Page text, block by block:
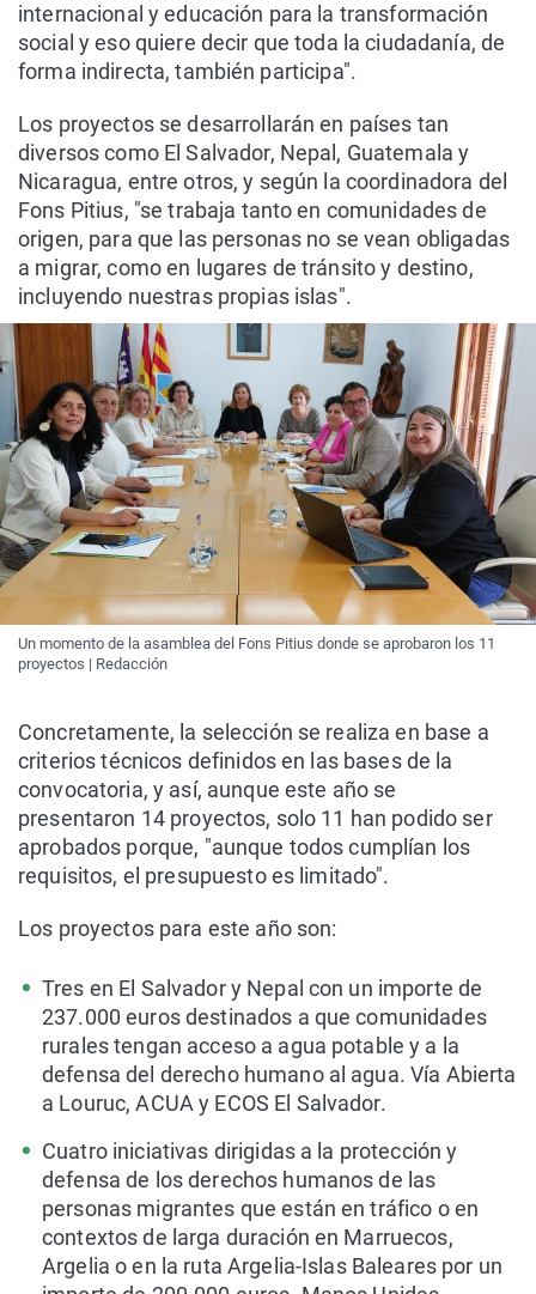
internacional y educación para la transformación
social y eso quiere decir que toda la ciudadanía, de
forma indirecta, también participa".
Los proyectos se desarrollarán en países tan
diversos como El Salvador, Nepal, Guatemala y
Nicaragua, entre otros, y según la coordinadora del
Fons Pitius, "se trabaja tanto en comunidades de
origen, para que las personas no se vean obligadas
a migrar, como en lugares de tránsito y destino,
incluyendo nuestras propias islas".
Un momento de la asamblea del Fons Pitius donde se aprobaron los 11
proyectos | Redacción
Concretamente, la selección se realiza en base a
criterios técnicos definidos en las bases de la
convocatoria, y así, aunque este año se
presentaron 14 proyectos, solo 11 han podido ser
aprobados porque, "aunque todos cumplían los
requisitos, el presupuesto es limitado".
Los proyectos para este año son:
Tres en El Salvador y Nepal con un importe de
237.000 euros destinados a que comunidades
rurales tengan acceso a agua potable y a la
defensa del derecho humano al agua. Vía Abierta
a Louruc, ACUA y ECOS El Salvador.
Cuatro iniciativas dirigidas a la protección y
defensa de los derechos humanos de las
personas migrantes que están en tráfico o en
contextos de larga duración en Marruecos,
Argelia o en la ruta Argelia-Islas Baleares por un